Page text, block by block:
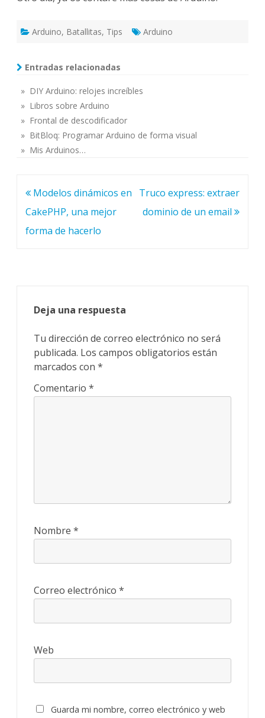
Arduino, Batallitas, Tips Arduino
Entradas relacionadas
» DIY Arduino: relojes increíbles
» Libros sobre Arduino
» Frontal de descodificador
» BitBloq: Programar Arduino de forma visual
» Mis Arduinos…
Navegación
de
entradas
Modelos dinámicos en
CakePHP, una mejor
forma de hacerlo
Truco express: extraer
dominio de un email
Deja una respuesta
Tu dirección de correo electrónico no será
publicada. Los campos obligatorios están
marcados con *
Comentario *
Nombre *
Correo electrónico *
Web
Guarda mi nombre, correo electrónico y web